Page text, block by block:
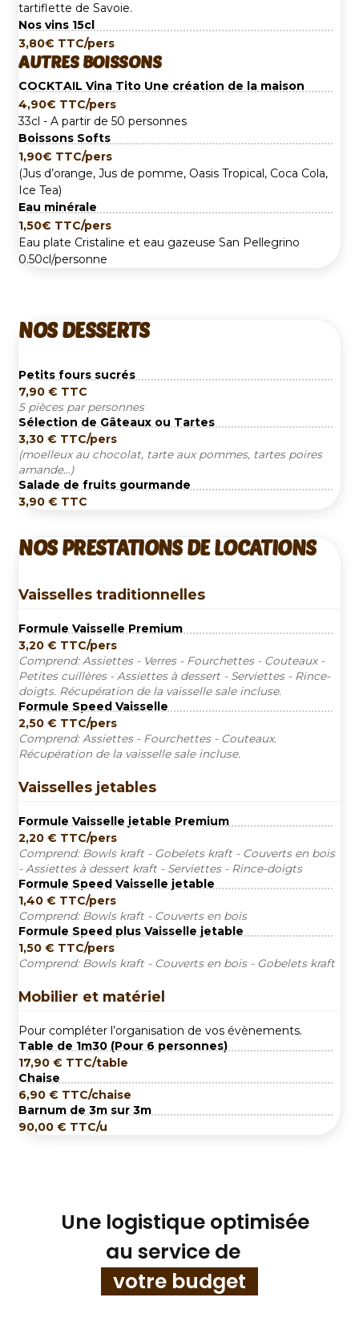
tartiflette de Savoie.
Nos vins 15cl
3,80€ TTC/pers
AUTRES BOISSONS
COCKTAIL Vina Tito Une création de la maison
4,90€ TTC/pers
33cl - A partir de 50 personnes
Boissons Softs
1,90€ TTC/pers
(Jus d’orange, Jus de pomme, Oasis Tropical, Coca Cola,
Ice Tea)
Eau minérale
1,50€ TTC/pers
Eau plate Cristaline et eau gazeuse San Pellegrino
0.50cl/personne
NOS DESSERTS
Petits fours sucrés
7,90 € TTC
5 pièces par personnes
Sélection de Gâteaux ou Tartes
3,30 € TTC/pers
(moelleux au chocolat, tarte aux pommes, tartes poires
amande…)
Salade de fruits gourmande
3,90 € TTC
NOS PRESTATIONS DE LOCATIONS
Vaisselles traditionnelles
Formule Vaisselle Premium
3,20 € TTC/pers
Comprend: Assiettes - Verres - Fourchettes - Couteaux -
Petites cuillères - Assiettes à dessert - Serviettes - Rince-
doigts. Récupération de la vaisselle sale incluse.
Formule Speed Vaisselle
2,50 € TTC/pers
Comprend: Assiettes - Fourchettes - Couteaux.
Récupération de la vaisselle sale incluse.
Vaisselles jetables
Formule Vaisselle jetable Premium
2,20 € TTC/pers
Comprend: Bowls kraft - Gobelets kraft - Couverts en bois
- Assiettes à dessert kraft - Serviettes - Rince-doigts
Formule Speed Vaisselle jetable
1,40 € TTC/pers
Comprend: Bowls kraft - Couverts en bois
Formule Speed plus Vaisselle jetable
1,50 € TTC/pers
Comprend: Bowls kraft - Couverts en bois - Gobelets kraft
Mobilier et matériel
Pour compléter l’organisation de vos évènements.
Table de 1m30 (Pour 6 personnes)
17,90 € TTC/table
Chaise
6,90 € TTC/chaise
Barnum de 3m sur 3m
90,00 € TTC/u
Une logistique optimisée
au service de
votre budget